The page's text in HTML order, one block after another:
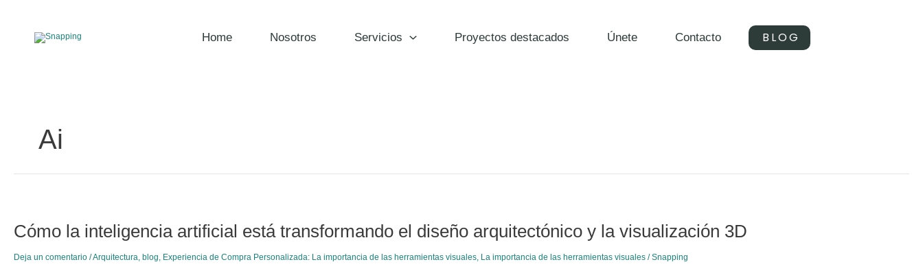
contenido
Home Nosotros Servicios Proyectos destacados Únete Contacto BLOG
Ai
Cómo la inteligencia artificial está transformando el diseño arquitectónico y la visualización 3D
Deja un comentario /Arquitectura, blog, Experiencia de Compra Personalizada: La importancia de las herramientas visuales, La importancia de las herramientas visuales /Snapping
inteligencia
artificial
está